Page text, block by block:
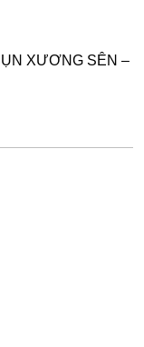
XƯƠNG SÊN –